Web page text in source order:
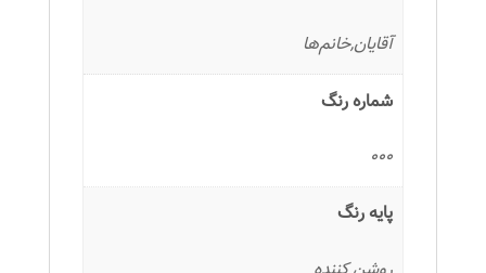
آقایان,خانم‌ها
شماره رنگ
000
پایه رنگ